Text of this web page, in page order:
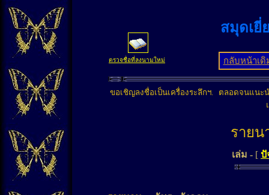
ตรวจชื่อที่ลงนามใหม่
สมุดเยี่
ขอเชิญลงชื่อเป็นเครื่องระลึกฯ. ตลอดจนแนะ
รายน
เล่ม - [ ปั